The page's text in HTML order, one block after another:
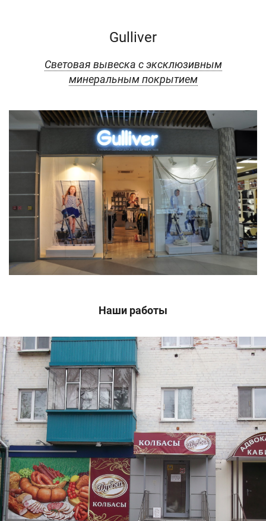
Gulliver
Световая вывеска с эксклюзивным
минеральным покрытием
Наши работы